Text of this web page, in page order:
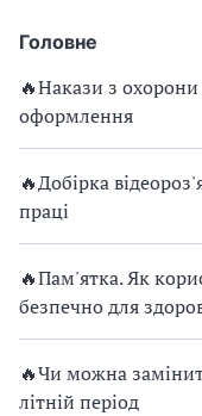
Головне
🔥Накази з
оформлення
🔥Добірка
праці
🔥Пам'ятка. Як
безпечно для
🔥Чи можна
літній період